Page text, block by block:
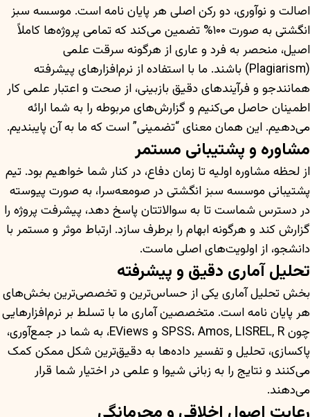
اصالت و نوآوری، دو رکن اصلی هر پایان نامه است. موسسه سبز
انگشتی به صورت ۱۰۰% تضمین می‌کند که تمامی پروژه‌ها کاملاً
اصیل، منحصر به فرد و عاری از هرگونه سرقت علمی
(Plagiarism) باشند. ما با استفاده از نرم‌افزارهای پیشرفته
همانندجو و فرآیندهای دقیق بازبینی، از صحت و اعتبار علمی کار
اطمینان حاصل می‌کنیم و گزارش‌های مربوطه را به شما ارائه
می‌دهیم. این همان معنای “تضمینی” است که ما به آن پایبندیم.
مشاوره و پشتیبانی مستمر
از لحظه مشاوره اولیه تا زمان دفاع، در کنار شما خواهیم بود. تیم
پشتیبانی موسسه سبز انگشتی در صومعه‌سرا، به صورت پیوسته
در دسترس شماست تا به سوالاتتان پاسخ دهد، پیشرفت پروژه را
گزارش کند و هرگونه ابهام را برطرف سازد. ارتباط موثر و مستمر با
دانشجو، از اولویت‌های اصلی ماست.
تحلیل آماری دقیق و پیشرفته
بخش تحلیل آماری یکی از حساس‌ترین و تخصصی‌ترین بخش‌های
هر پایان نامه است. متخصصین آماری ما با تسلط بر نرم‌افزارهایی
چون SPSS، Amos, LISREL, R و EViews، به شما در جمع‌آوری،
پاکسازی، تحلیل و تفسیر داده‌ها به دقیق‌ترین شکل ممکن کمک
می‌کنند و نتایج را به زبانی شیوا و علمی در اختیار شما قرار
می‌دهند.